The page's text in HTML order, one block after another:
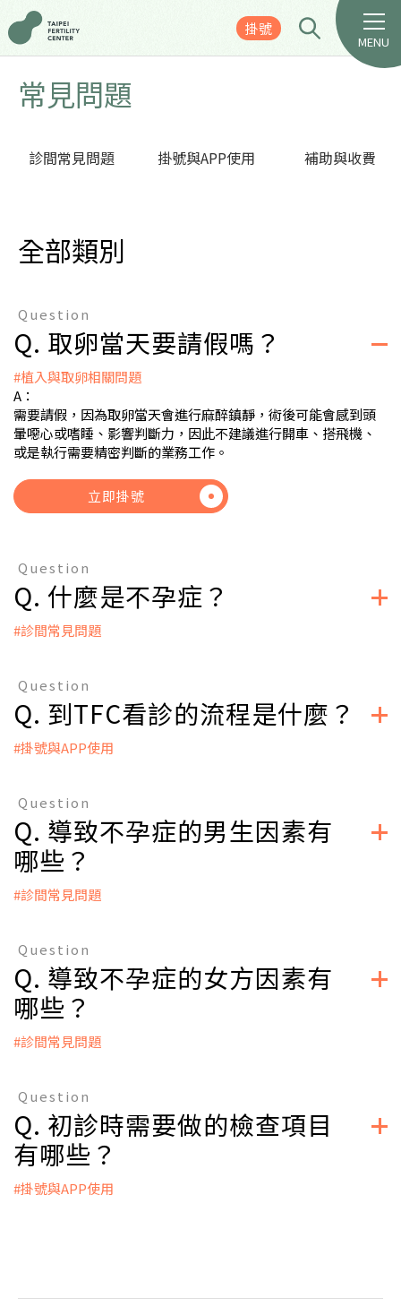
掛號
MENU
常見問題
診間常見問題 掛號與APP使用 補助與收費
全部類別
Question
Q. 取卵當天要請假嗎？
#植入與取卵相關問題
A：
需要請假，因為取卵當天會進行麻醉鎮靜，術後可能會感到頭
暈噁心或嗜睡、影響判斷力，因此不建議進行開車、搭飛機、
或是執行需要精密判斷的業務工作。
立即掛號
Question
Q. 什麼是不孕症？
#診間常見問題
下，經過一年規律的性行為（平均每週約有2～3次），仍然無
法成功懷孕。
但若女性年齡大於35歲，經過6個月的規律性行為而沒有懷孕跡
象，也可列入不孕症的診斷標準，可以考慮提早向「生殖內分
不孕症大體上又可分成兩種，若是從來都沒有懷孕過，稱為原
發性不孕症(Primary Infertility)；若是以前曾經懷孕過，後來
因為任何原因而造成不孕，則稱為繼發性不孕症(Secondary
Infertility)。
立即掛號
Question
Q. 到TFC看診的流程是什麼？
#掛號與APP使用
●櫃檯報到，填寫基本資料
● 諮詢、看診、檢查
● 醫師根據檢驗報告評估並設計治療方案
● 進入療程前審核證件、簽署知情同意書
Question
Q. 導致不孕症的男生因素有
哪些？
#診間常見問題
●內分泌因素：
1. 男性荷爾蒙不足
2. 下視丘或腦下垂體功能低下
●神經因素
2. 糖尿病
2. 副睪丸或輸精管發炎，例如淋病
3. 前列腺或精囊發炎
4. 外傷
5. 輸精管結紮
●射精因素
Question
Q. 導致不孕症的女方因素有
哪些？
#診間常見問題
1.下視丘或是腦下垂體排卵異常
2.多囊性卵巢症候群
3.卵巢早期衰竭
4.黃體功能異常
6.子宮內膜異位瘤 (巧克力囊腫)
2.骨盆腔沾黏
Question
Q. 初診時需要做的檢查項目
有哪些？
#掛號與APP使用
■ 月經週期第3-5天的濾泡促進素（Follicle-stimulating